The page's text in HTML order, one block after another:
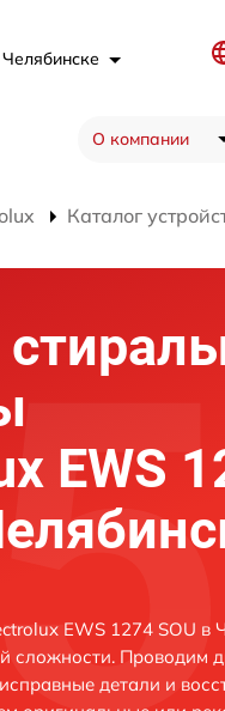
О компании
Каталог
EWS
EWS 1274 SOU в
сложности. Проводим
детали и